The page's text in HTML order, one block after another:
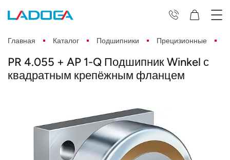
Главная Каталог Подшипники Прецизионные
PR 4.055 + AP 1-Q Подшипник Winkel с
квадратным крепёжным фланцем